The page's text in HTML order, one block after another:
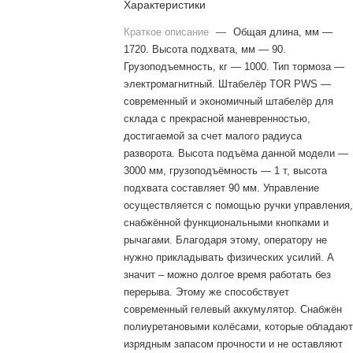
Характеристики
Краткое описание —
Общая длина, мм —
1720. Высота подхвата, мм — 90.
Грузоподъемность, кг — 1000. Тип тормоза —
электромагнитный. Штабелёр TOR PWS —
современный и экономичный штабелёр для
склада с прекрасной маневренностью,
достигаемой за счет малого радиуса
разворота. Высота подъёма данной модели —
3000 мм, грузоподъёмность — 1 т, высота
подхвата составляет 90 мм. Управление
осуществляется с помощью ручки управления,
снабжённой функциональными кнопками и
рычагами. Благодаря этому, оператору не
нужно прикладывать физических усилий. А
значит – можно долгое время работать без
перерыва. Этому же способствует
современный гелевый аккумулятор. Снабжён
полиуретановыми колёсами, которые обладают
изрядным запасом прочности и не оставляют